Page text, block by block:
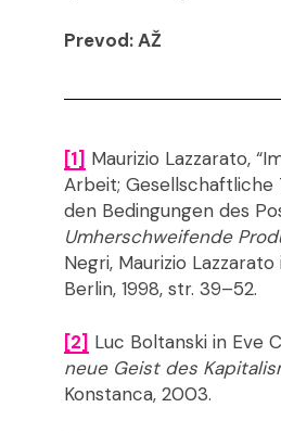
Prevod: AŽ
[1] Maurizio Lazzarato,
Arbeit; Gesellschaftliche
den Bedingungen des
Umherschweifende
Negri, Maurizio
Berlin, 1998, str. 39–52.
[2] Luc Boltanski in Eve
neue Geist des
Konstanca, 2003.